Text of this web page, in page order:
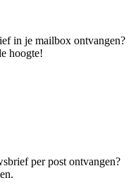
in je mailbox ontvangen?
hoogte!
per post ontvangen?